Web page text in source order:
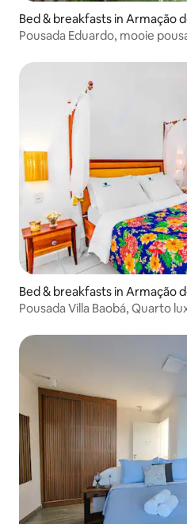
Bed & breakfasts in Armação
Pousada Eduardo, mooie
Bed & breakfasts in Armação
Pousada Villa Baobá, Quarto